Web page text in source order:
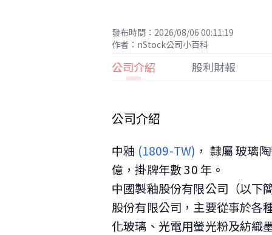
發布時間：2026/08/06 00:11:19
作者：nStock公司小百科
公司介紹 股利財報
公司介紹
中釉 (1809-TW) ， 隸屬 玻璃
億，掛牌年數 30 年。
中國製釉股份有限公司（以下
股份有限公司，主要從事於各
化玻璃、光電用螢光粉及紡織